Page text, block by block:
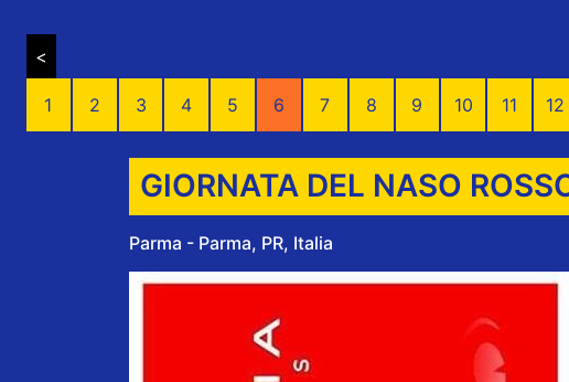
<
1 2 3 4 5 6 7 8 9 10 11 12
GIORNATA DEL NASO
Parma - Parma, PR, Italia